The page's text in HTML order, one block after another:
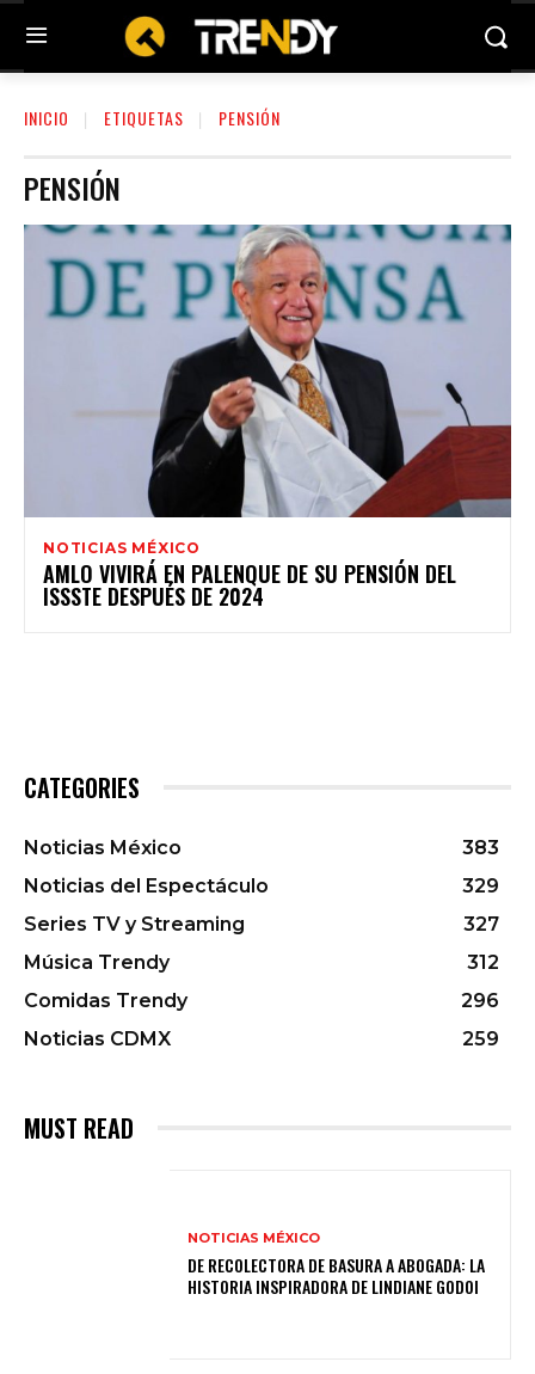
INICIO ETIQUETAS PENSIÓN
PENSIÓN
NOTICIAS MÉXICO
AMLO VIVIRÁ EN PALENQUE DE SU PENSIÓN DEL
ISSSTE DESPUÉS DE 2024
CATEGORIES
Noticias México
383
Noticias del Espectáculo
329
Series TV y Streaming
327
Música Trendy
312
Comidas Trendy
296
Noticias CDMX
259
MUST READ
NOTICIAS MÉXICO
DE RECOLECTORA DE BASURA A ABOGADA: LA
HISTORIA INSPIRADORA DE LINDIANE GODOI